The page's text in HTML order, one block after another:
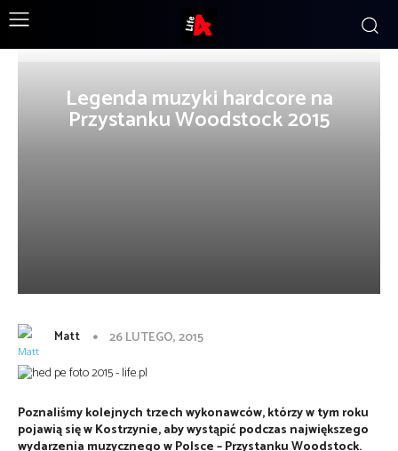
Legenda muzyki hardcore na
Przystanku Woodstock 2015
Matt 26 LUTEGO, 2015
Poznaliśmy kolejnych trzech wykonawców, którzy w tym roku
pojawią się w Kostrzynie, aby wystąpić podczas największego